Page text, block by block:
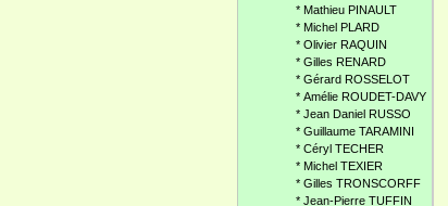
* Mathieu PINAULT
* Michel PLARD
* Olivier RAQUIN
* Gilles RENARD
* Gérard ROSSELOT
* Amélie ROUDET-DAVY
* Jean Daniel RUSSO
* Guillaume TARAMINI
* Céryl TECHER
* Michel TEXIER
* Gilles TRONSCORFF
* Jean-Pierre TUFFIN